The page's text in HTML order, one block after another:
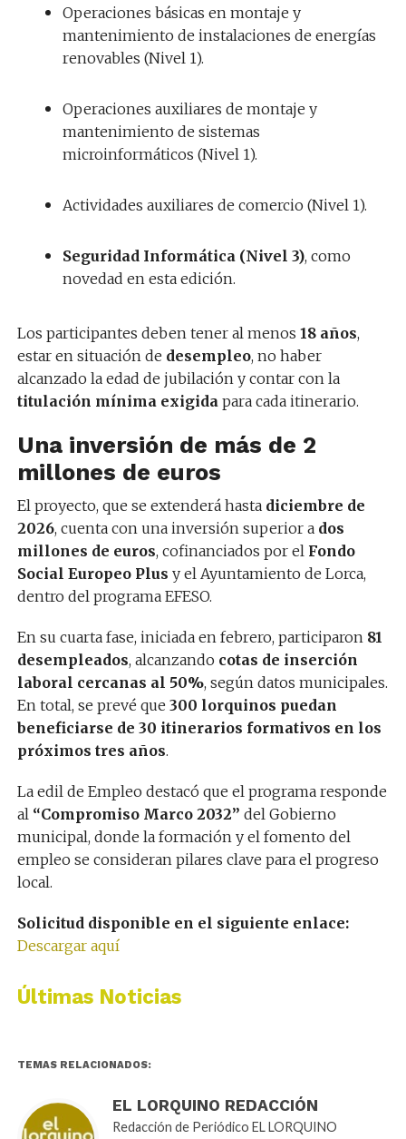
Operaciones básicas en montaje y
mantenimiento de instalaciones de energías
renovables (Nivel 1).
Operaciones auxiliares de montaje y
mantenimiento de sistemas
microinformáticos (Nivel 1).
Actividades auxiliares de comercio (Nivel 1).
Seguridad Informática (Nivel 3), como
novedad en esta edición.
Los participantes deben tener al menos 18 años,
estar en situación de desempleo, no haber
alcanzado la edad de jubilación y contar con la
titulación mínima exigida para cada itinerario.
Una inversión de más de 2
millones de euros
El proyecto, que se extenderá hasta diciembre de
2026, cuenta con una inversión superior a dos
millones de euros, cofinanciados por el Fondo
Social Europeo Plus y el Ayuntamiento de Lorca,
dentro del programa EFESO.
En su cuarta fase, iniciada en febrero, participaron 81
desempleados, alcanzando cotas de inserción
laboral cercanas al 50%, según datos municipales.
En total, se prevé que 300 lorquinos puedan
beneficiarse de 30 itinerarios formativos en los
próximos tres años.
La edil de Empleo destacó que el programa responde
al “Compromiso Marco 2032” del Gobierno
municipal, donde la formación y el fomento del
empleo se consideran pilares clave para el progreso
local.
Solicitud disponible en el siguiente enlace:
Descargar aquí
Últimas Noticias
TEMAS RELACIONADOS:
EL LORQUINO REDACCIÓN
Redacción de Periódico EL LORQUINO